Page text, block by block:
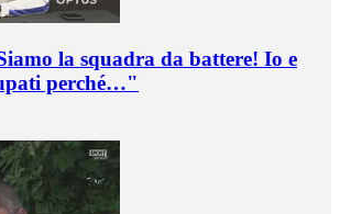
la squadra da battere! Io e
perché…"